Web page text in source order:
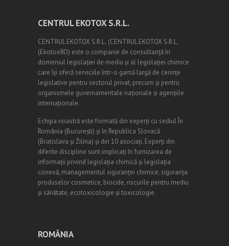
CENTRUL EKOTOX S.R.L.
CENTRUL EKOTOX S.R.L. (CENTRUL EKOTOX S.R.L.
(EkotoxRO) este o companie de consultanță în
domeniul legislației de mediu și al legislației chimice
care își oferă serviciile într-o gamă largă de cerințe
legislative pentru sectorul privat, precum și pentru
organismele guvernamentale naționale și agențiile
internaționale.
Echipa noastră este formată din experți cu sediul În
România (Bucureşti) și în Republica Slovacă
(Bratislava și Žilina) și din 10 asociați. Experți din
diferite discipline sunt implicați în furnizarea de
informații privind legislația chimică și legislația
conexă, managementul siguranței chimice, siguranța
produselor cosmetice, biocide, riscurile pentru mediu
și sănătate, ecotoxicologie și toxicologie.
ROMÂNIA